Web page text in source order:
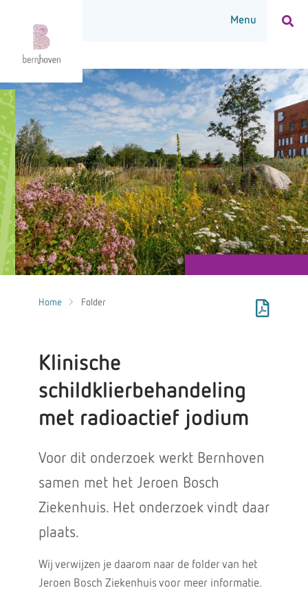
Home Folder
Klinische
schildklierbehandeling
met radioactief jodium
Voor dit onderzoek werkt Bernhoven
samen met het Jeroen Bosch
Ziekenhuis. Het onderzoek vindt daar
plaats.
Wij verwijzen je daarom naar de folder van het
Jeroen Bosch Ziekenhuis voor meer informatie.